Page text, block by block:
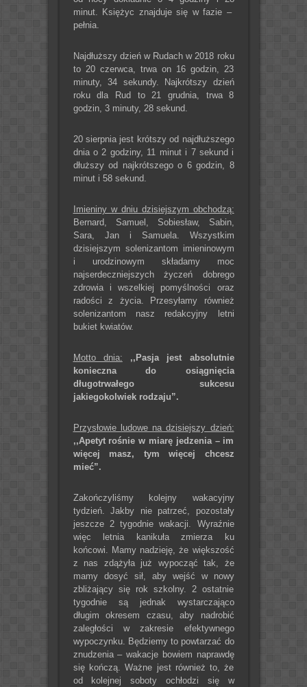
minut. Księżyc znajduje się w fazie –
pełnia.
Najdłuższy dzień w Rudach w 2018 roku
to 20 czerwca, trwa on 16 godzin, 23
minuty, 34 sekundy. Najkrótszy dzień
roku dla Rud to 21 grudnia, trwa 8
godzin, 3 minuty, 28 sekund.
20 sierpnia jest krótszy od najdłuższego
dnia o 2 godziny, 11 minut i 7 sekund i
dłuższy od najkrótszego o 6 godzin, 8
minut i 58 sekund.
Imieniny w dniu dzisiejszym obchodzą:
Bernard, Samuel, Sobiesław, Sabin,
Sara, Jan i Samuela. Wszystkim
dzisiejszym solenizantom imieninowym
i urodzinowym składamy moc
najserdeczniejszych życzeń dobrego
zdrowia i wszelkiej pomyślności oraz
radości z życia. Przesyłamy również
solenizantom nasz redakcyjny letni
bukiet kwiatów.
Motto dnia:
,,Pasja jest absolutnie
konieczna do osiągnięcia
długotrwałego sukcesu
jakiegokolwiek rodzaju”.
Przysłowie ludowe na dzisiejszy dzień:
,,Apetyt rośnie w miarę jedzenia – im
więcej masz, tym więcej chcesz
mieć”.
Zakończyliśmy kolejny wakacyjny
tydzień. Jakby nie patrzeć, pozostały
jeszcze 2 tygodnie wakacji. Wyraźnie
więc letnia kanikuła zmierza ku
końcowi. Mamy nadzieję, że większość
z nas zdążyła już wypocząć tak, że
mamy dosyć sił, aby wejść w nowy
zbliżający się rok szkolny. 2 ostatnie
tygodnie są jednak wystarczająco
długim okresem czasu, aby nadrobić
zaległości w zakresie efektywnego
wypoczynku. Będziemy to powtarzać do
znudzenia – wakacje bowiem naprawdę
się kończą. Ważne jest również to, że
od kolejnej soboty ochłodzi się w